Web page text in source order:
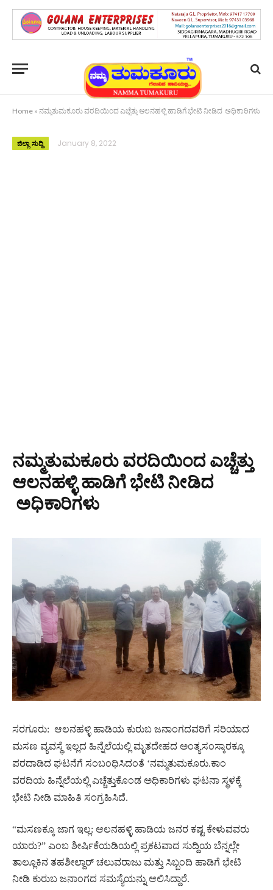
Home » ನಮ್ಮತುಮಕೂರು ವರದಿಯಿಂದ ಎಚ್ಚೆತ್ತು ಆಲನಹಳ್ಳಿ ಹಾಡಿಗೆ ಭೇಟಿ ನೀಡಿದ ಅಧಿಕಾರಿಗಳು
ಜಿಲ್ಲಾ ಸುದ್ದಿ January 8, 2022
ನಮ್ಮತುಮಕೂರು ವರದಿಯಿಂದ ಎಚ್ಚೆತ್ತು
ಆಲನಹಳ್ಳಿ ಹಾಡಿಗೆ ಭೇಟಿ ನೀಡಿದ
ಅಧಿಕಾರಿಗಳು
ಸರಗೂರು: ಆಲನಹಳ್ಳಿ ಹಾಡಿಯ ಕುರುಬ ಜನಾಂಗದವರಿಗೆ ಸರಿಯಾದ
ಮಸಣ ವ್ಯವಸ್ಥೆ ಇಲ್ಲದ ಹಿನ್ನೆಲೆಯಲ್ಲಿ ಮೃತದೇಹದ ಅಂತ್ಯಸಂಸ್ಕಾರಕ್ಕೂ
ಪರದಾಡಿದ ಘಟನೆಗೆ ಸಂಬಂಧಿಸಿದಂತೆ ‘ನಮ್ಮತುಮಕೂರು.ಕಾಂ
ವರದಿಯ ಹಿನ್ನೆಲೆಯಲ್ಲಿ ಎಚ್ಚೆತ್ತುಕೊಂಡ ಅಧಿಕಾರಿಗಳು ಘಟನಾ ಸ್ಥಳಕ್ಕೆ
ಭೇಟಿ ನೀಡಿ ಮಾಹಿತಿ ಸಂಗ್ರಹಿಸಿದೆ.
“ಮಸಣಕ್ಕೂ ಜಾಗ ಇಲ್ಲ: ಆಲನಹಳ್ಳಿ ಹಾಡಿಯ ಜನರ ಕಷ್ಟ ಕೇಳುವವರು
ಯಾರು?” ಎಂಬ ಶೀರ್ಷಿಕೆಯಡಿಯಲ್ಲಿ ಪ್ರಕಟವಾದ ಸುದ್ದಿಯ ಬೆನ್ನಲ್ಲೇ
ತಾಲ್ಲೂಕಿನ ತಹಶೀಲ್ದಾರ್ ಚಲುವರಾಜು ಮತ್ತು ಸಿಬ್ಬಂದಿ ಹಾಡಿಗೆ ಭೇಟಿ
ನೀಡಿ ಕುರುಬ ಜನಾಂಗದ ಸಮಸ್ಯೆಯನ್ನು ಆಲಿಸಿದ್ದಾರೆ.